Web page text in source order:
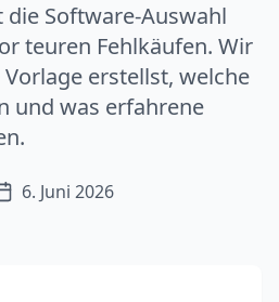
die Software-Auswahl
teuren Fehlkäufen. Wir
erstellst, welche
und was erfahrene
6. Juni 2026